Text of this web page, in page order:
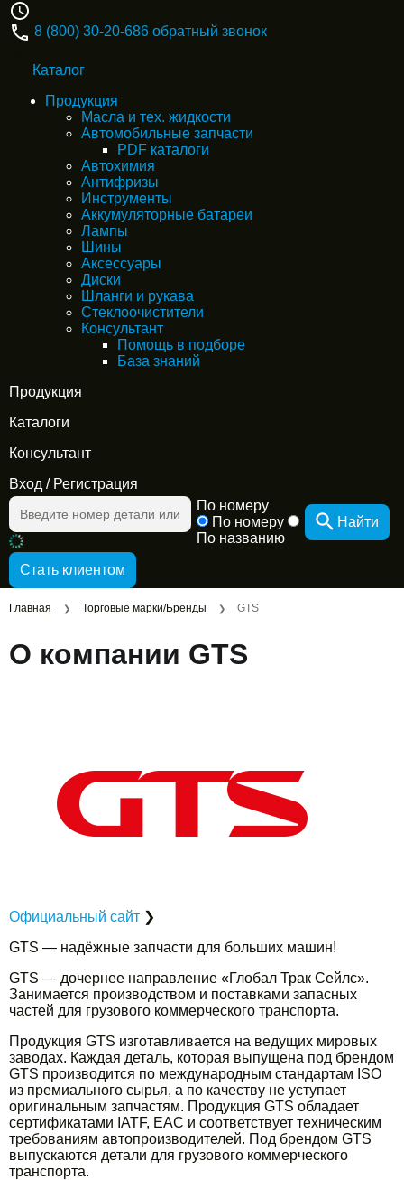
8 (800) 30-20-686 обратный звонок
Каталог
Продукция
Масла и тех. жидкости
Автомобильные запчасти
PDF каталоги
Автохимия
Антифризы
Инструменты
Аккумуляторные батареи
Лампы
Шины
Аксессуары
Диски
Шланги и рукава
Стеклоочистители
Консультант
Помощь в подборе
База знаний
Продукция
Каталоги
Консультант
Вход / Регистрация
По номеру
По номеру
По названию
Найти
Главная ❯ Торговые марки/Бренды ❯ GTS
О компании GTS
Официальный сайт ❯
GTS — надёжные запчасти для больших машин!
GTS — дочернее направление «Глобал Трак Сейлс».
Занимается производством и поставками запасных
частей для грузового коммерческого транспорта.
Продукция GTS изготавливается на ведущих мировых
заводах. Каждая деталь, которая выпущена под брендом
GTS производится по международным стандартам ISO
из премиального сырья, а по качеству не уступает
оригинальным запчастям. Продукция GTS обладает
сертификатами IATF, EAC и соответствует техническим
требованиям автопроизводителей. Под брендом GTS
выпускаются детали для грузового коммерческого
транспорта.